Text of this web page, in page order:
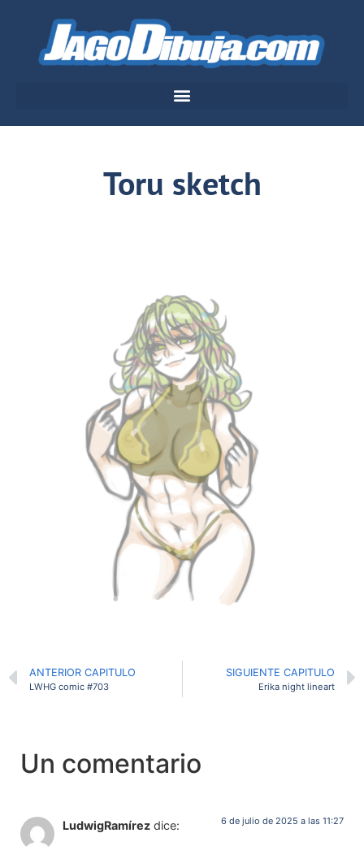
Toru sketch
ANTERIOR CAPITULO
LWHG comic #703
SIGUIENTE CAPITULO
Erika night lineart
Un comentario
LudwigRamírez dice: 6 de julio de 2025 a las 11:27